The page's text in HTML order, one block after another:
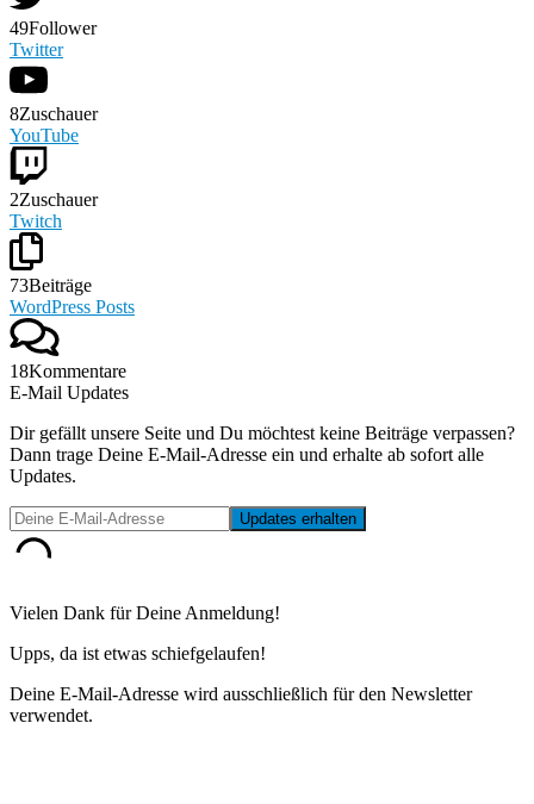
49Follower
Twitter
8Zuschauer
YouTube
2Zuschauer
Twitch
73Beiträge
WordPress Posts
18Kommentare
E-Mail Updates
Dir gefällt unsere Seite und Du möchtest keine Beiträge verpassen?
Dann trage Deine E-Mail-Adresse ein und erhalte ab sofort alle
Updates.
Vielen Dank für Deine Anmeldung!
Upps, da ist etwas schiefgelaufen!
Deine E-Mail-Adresse wird ausschließlich für den Newsletter
verwendet.